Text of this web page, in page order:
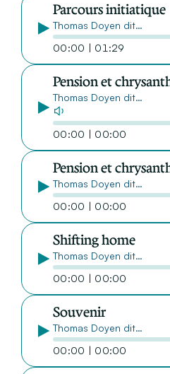
Parcours initiatique
Thomas Doyen dit…
00:00 | 01:29
Pension et
Thomas Doyen dit…
00:00 | 00:00
Pension et
Thomas Doyen dit…
00:00 | 00:00
Shifting home
Thomas Doyen dit…
00:00 | 00:00
Souvenir
Thomas Doyen dit…
00:00 | 00:00